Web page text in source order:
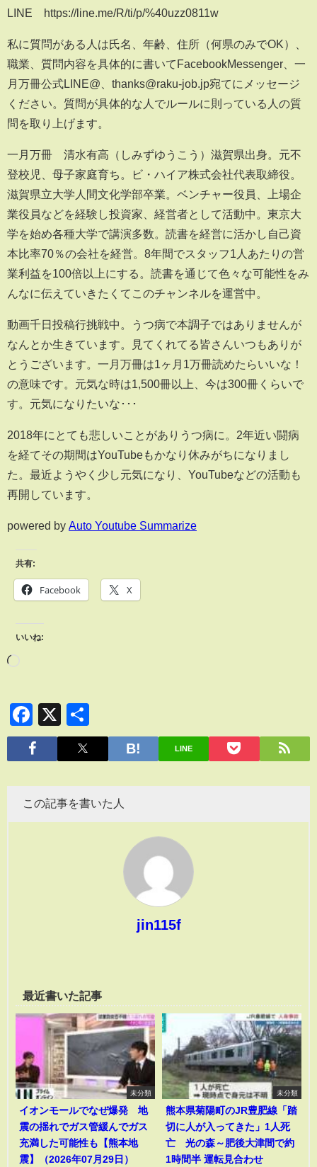
LINE https://line.me/R/ti/p/%40uzz0811w
私に質問がある人は氏名、年齢、住所（何県のみでOK）、
職業、質問内容を具体的に書いてFacebookMessenger、一
月万冊公式LINE@、thanks@raku-job.jp宛てにメッセージ
ください。質問が具体的な人でルールに則っている人の質
問を取り上げます。
一月万冊 清水有高（しみずゆうこう）滋賀県出身。元不
登校児、母子家庭育ち。ビ・ハイア株式会社代表取締役。
滋賀県立大学人間文化学部卒業。ベンチャー役員、上場企
業役員などを経験し投資家、経営者として活動中。東京大
学を始め各種大学で講演多数。読書を経営に活かし自己資
本比率70％の会社を経営。8年間でスタッフ1人あたりの営
業利益を100倍以上にする。読書を通じて色々な可能性をみ
んなに伝えていきたくてこのチャンネルを運営中。
動画千日投稿行挑戦中。うつ病で本調子ではありませんが
なんとか生きています。見てくれてる皆さんいつもありが
とうございます。一月万冊は1ヶ月1万冊読めたらいいな！
の意味です。元気な時は1,500冊以上、今は300冊くらいで
す。元気になりたいな･･･
2018年にとても悲しいことがありうつ病に。2年近い闘病
を経てその期間はYouTubeもかなり休みがちになりまし
た。最近ようやく少し元気になり、YouTubeなどの活動も
再開しています。
powered by Auto Youtube Summarize
共有:
Facebook X
いいね:
Facebook
X
有
LINE
この記事を書いた人
jin115f
最近書いた記事
未分類
イオンモールでなぜ爆発 地
震の揺れでガス管緩んでガス
充満した可能性も【熊本地
震】（2026年07月29日）
未分類
熊本県菊陽町のJR豊肥線「踏
切に人が入ってきた」1人死
亡 光の森～肥後大津間で約
1時間半 運転見合わせ